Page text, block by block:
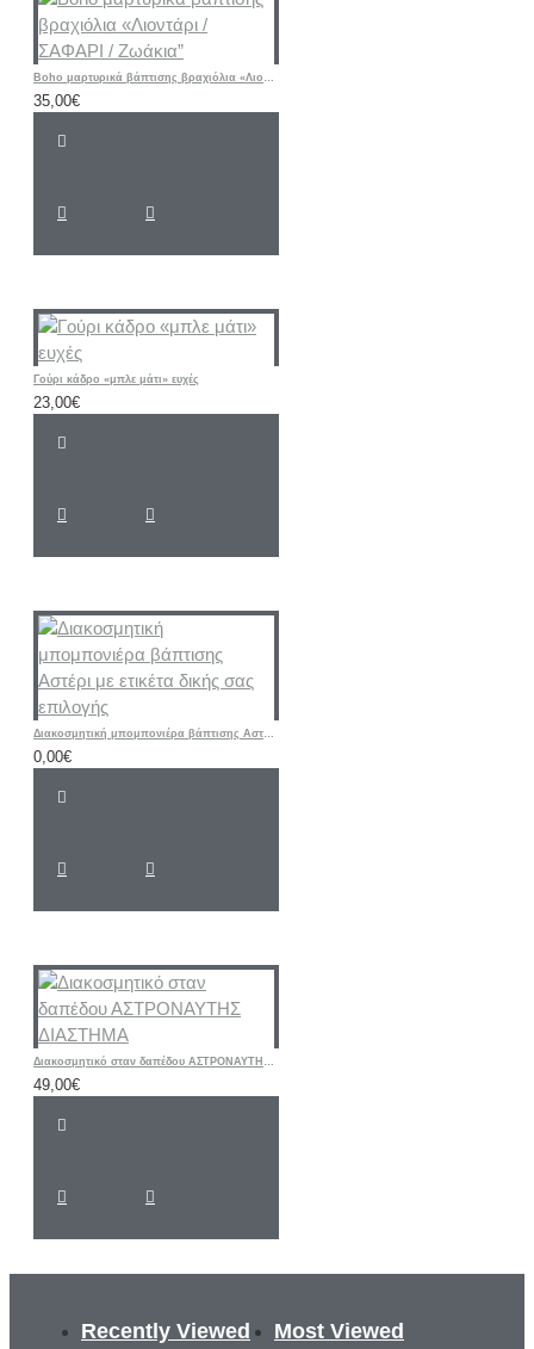
Boho μαρτυρικά βάπτισης βραχιόλια «Λιοντάρι / ΣΑΦΑΡΙ / Ζωάκια”
35,00€
Γούρι κάδρο «μπλε μάτι» ευχές
23,00€
Διακοσμητική μπομπονιέρα βάπτισης Αστέρι με ετικέτα δικής σας επιλογής
0,00€
Διακοσμητικό σταν δαπέδου ΑΣΤΡΟΝΑΥΤΗΣ ΔΙΑΣΤΗΜΑ
49,00€
Recently Viewed Most Viewed